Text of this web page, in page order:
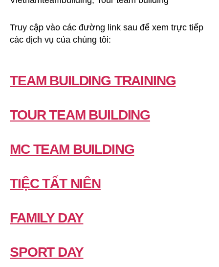
Truy cập vào các đường link sau để xem trực tiếp
các dịch vụ của chúng tôi:
TEAM BUILDING TRAINING
TOUR TEAM BUILDING
MC TEAM BUILDING
TIỆC TẤT NIÊN
FAMILY DAY
SPORT DAY